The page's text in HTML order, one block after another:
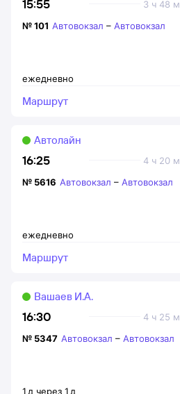
15:55 3 ч 48 м
ежедневно
№101 Автовокзал – Автовокзал
Маршрут
16:25 4 ч 20 м
Автолайн
ежедневно
№ 5616 Автовокзал – Автовокзал
Маршрут
16:30 4 ч 25 м
Вашаев И.А.
1 д через 1 д
№ 5347 Автовокзал – Автовокзал